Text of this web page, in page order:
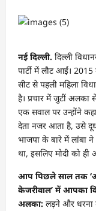
नई दिल्ली. दिल्ली
पार्टी में लौट आईं।
सीट से पहली महिला
है। प्रचार में जुटीं
एक सवाल पर उन्होंने
देता नजर आता है, उसे
भाजपा के बारे में लांबा
था, इसलिए मोदी को
आप पिछले साल तक
केजरीवाल’ में आपका
अलका: लड़ने और धरना